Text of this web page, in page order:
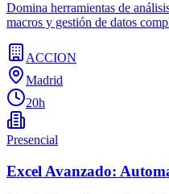
Domina herramientas de
macros y gestión de datos
ACCION
Madrid
20h
Presencial
Excel Avanzado: